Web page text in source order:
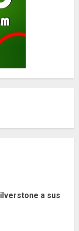
a sus